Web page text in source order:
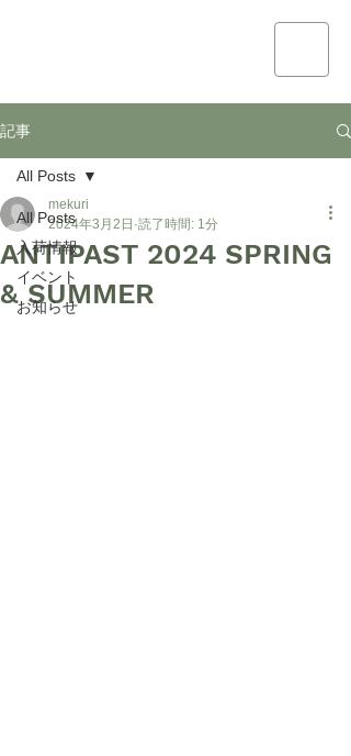
記事
All Posts
入荷情報
イベント
お知らせ
All Posts
ANTIPAST 2024 SPRING
& SUMMER
mekuri
2024年3月2日 読了時間: 1分